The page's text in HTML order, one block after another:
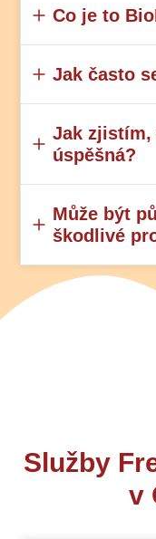
Co je to
Jak často
Jak zjistím,
úspěšná?
Může být
škodlivé
Služby
v